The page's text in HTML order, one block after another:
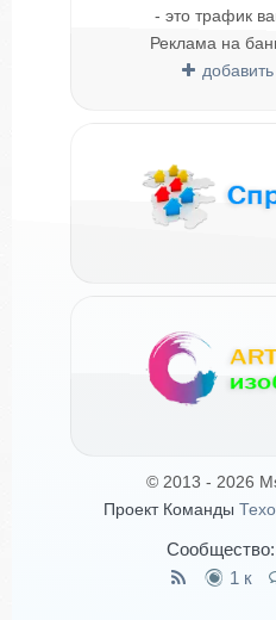
- это трафик
Реклама на
добавить
© 2013 - 2026
Проект Команды
Сообщество:
1 к